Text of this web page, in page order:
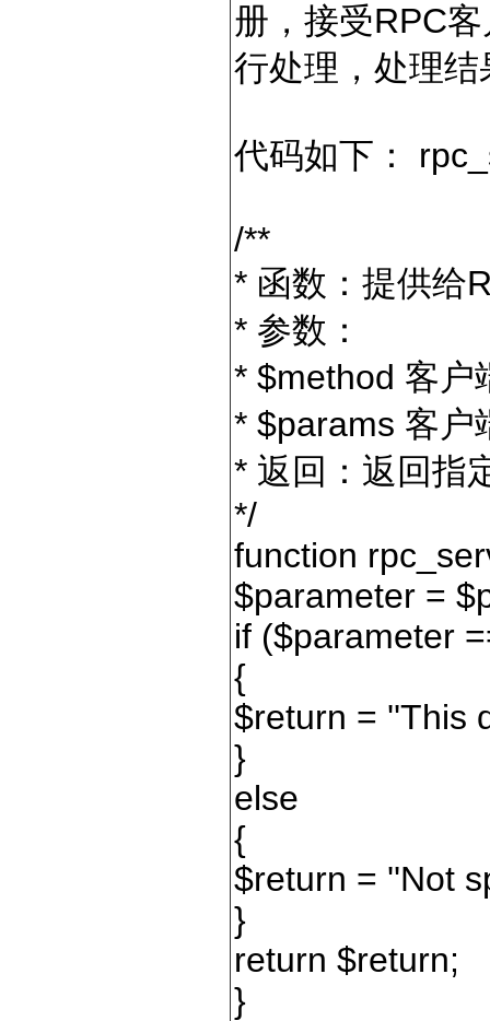
册，接受RPC
行处理，处理
代码如下：
/**
* 函数：提供给
* 参数：
* $method 客户
* $params 客户
* 返回：返回指
*/
function
$parameter =
if ($parameter
{
$return = ''This
}
else
{
$return = ''Not
}
return $return;
}